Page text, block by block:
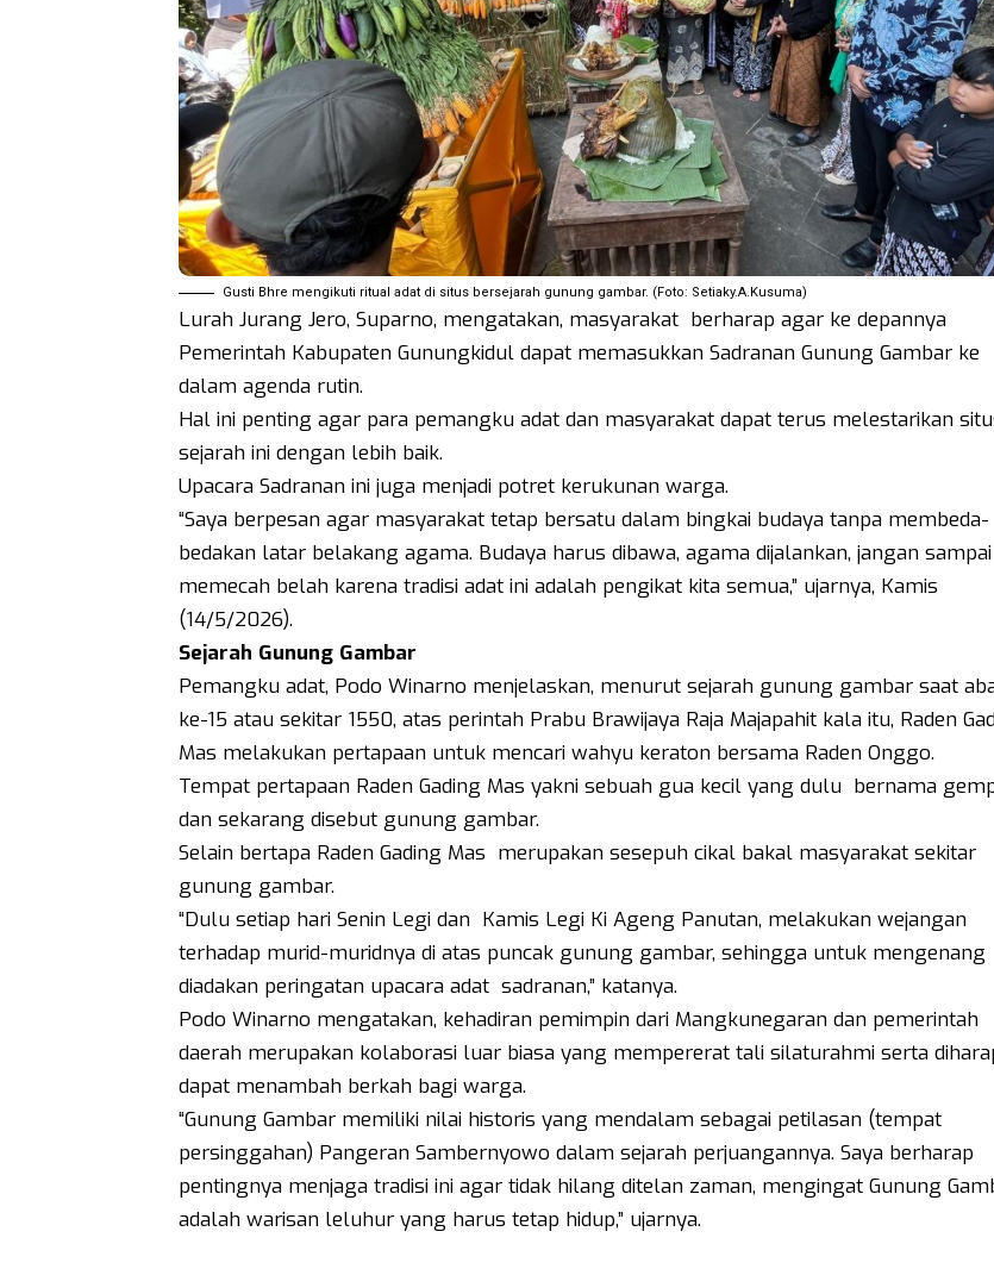
Gusti Bhre mengikuti ritual adat di situs bersejarah gunung gambar. (Foto: Setiaky.A.Kusuma)
Lurah Jurang Jero, Suparno, mengatakan, masyarakat berharap agar ke depannya
Pemerintah Kabupaten Gunungkidul dapat memasukkan Sadranan Gunung Gambar ke
dalam agenda rutin.
Hal ini penting agar para pemangku adat dan masyarakat dapat terus melestarikan
sejarah ini dengan lebih baik.
Upacara Sadranan ini juga menjadi potret kerukunan warga.
“Saya berpesan agar masyarakat tetap bersatu dalam bingkai budaya tanpa membeda-
bedakan latar belakang agama. Budaya harus dibawa, agama dijalankan, jangan sampai
memecah belah karena tradisi adat ini adalah pengikat kita semua,” ujarnya, Kamis
(14/5/2026).
Sejarah Gunung Gambar
Pemangku adat, Podo Winarno menjelaskan, menurut sejarah gunung gambar saat
ke-15 atau sekitar 1550, atas perintah Prabu Brawijaya Raja Majapahit kala itu, Raden
Mas melakukan pertapaan untuk mencari wahyu keraton bersama Raden Onggo.
Tempat pertapaan Raden Gading Mas yakni sebuah gua kecil yang dulu bernama
dan sekarang disebut gunung gambar.
Selain bertapa Raden Gading Mas merupakan sesepuh cikal bakal masyarakat sekitar
gunung gambar.
“Dulu setiap hari Senin Legi dan Kamis Legi Ki Ageng Panutan, melakukan wejangan
terhadap murid-muridnya di atas puncak gunung gambar, sehingga untuk mengenang
diadakan peringatan upacara adat sadranan,” katanya.
Podo Winarno mengatakan, kehadiran pemimpin dari Mangkunegaran dan pemerintah
daerah merupakan kolaborasi luar biasa yang mempererat tali silaturahmi serta
dapat menambah berkah bagi warga.
“Gunung Gambar memiliki nilai historis yang mendalam sebagai petilasan (tempat
persinggahan) Pangeran Sambernyowo dalam sejarah perjuangannya. Saya berharap
pentingnya menjaga tradisi ini agar tidak hilang ditelan zaman, mengingat Gunung
adalah warisan leluhur yang harus tetap hidup,” ujarnya.